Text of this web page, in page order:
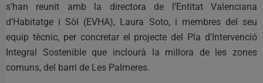
s’han reunit amb la directora de l’Entitat Valenciana
d’Habitatge i Sòl (EVHA), Laura Soto, i membres del seu
equip tècnic, per concretar el projecte del Pla d’Intervenció
Integral Sostenible que inclourà la millora de les zones
comuns, del barri de Les Palmeres.